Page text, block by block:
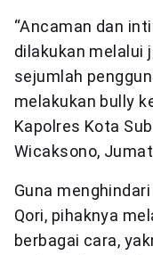
“Ancaman dan
dilakukan melalui
sejumlah
melakukan bully
Kapolres Kota
Wicaksono,
Guna
Qori, pihaknya
berbagai cara,